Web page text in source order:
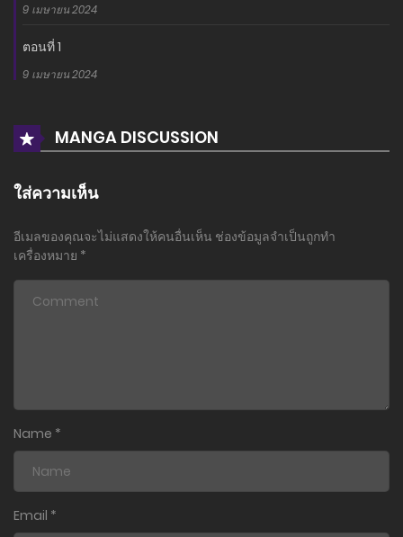
9 เมษายน 2024
ตอนที่ 1
9 เมษายน 2024
MANGA DISCUSSION
ใส่ความเห็น
อีเมลของคุณจะไม่แสดงให้คนอื่นเห็น ช่องข้อมูลจำเป็นถูกทำ
เครื่องหมาย *
Name *
Email *